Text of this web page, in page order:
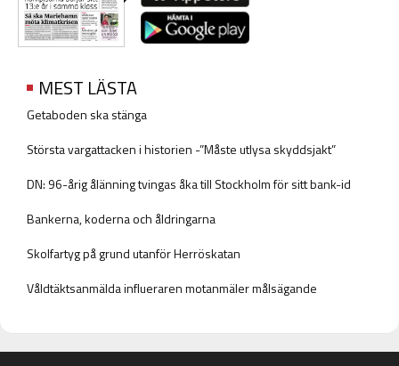
MEST LÄSTA
Getaboden ska stänga
Största vargattacken i historien -”Måste utlysa skyddsjakt”
DN: 96-årig ålänning tvingas åka till Stockholm för sitt bank-id
Bankerna, koderna och åldringarna
Skolfartyg på grund utanför Herröskatan
Våldtäktsanmälda influeraren motanmäler målsägande